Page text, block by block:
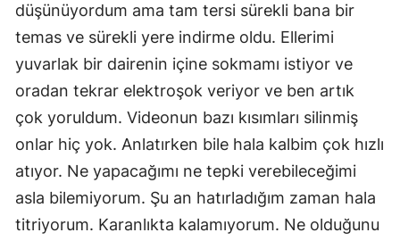
düşünüyordum ama tam tersi sürekli bana bir
temas ve sürekli yere indirme oldu. Ellerimi
yuvarlak bir dairenin içine sokmamı istiyor ve
oradan tekrar elektroşok veriyor ve ben artık
çok yoruldum. Videonun bazı kısımları silinmiş
onlar hiç yok. Anlatırken bile hala kalbim çok hızlı
atıyor. Ne yapacağımı ne tepki verebileceğimi
asla bilemiyorum. Şu an hatırladığım zaman hala
titriyorum. Karanlıkta kalamıyorum. Ne olduğunu